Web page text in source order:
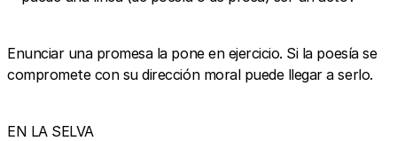
Enunciar una promesa la pone en ejercicio. Si la poesía se
compromete con su dirección moral puede llegar a serlo.
EN LA SELVA